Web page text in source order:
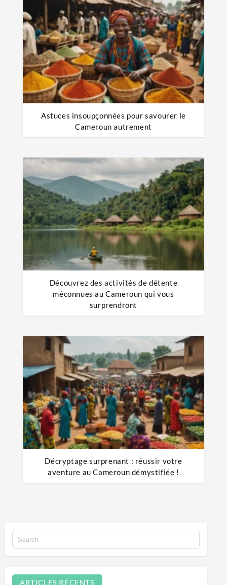
Astuces insoupçonnées pour savourer le
Cameroun autrement
Découvrez des activités de détente
méconnues au Cameroun qui vous
surprendront
Décryptage surprenant : réussir votre
aventure au Cameroun démystifiée !
ARTICLES RÉCENTS